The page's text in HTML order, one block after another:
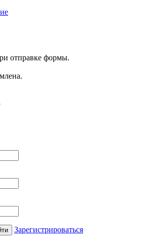
отправке формы.
Зарегистрироваться